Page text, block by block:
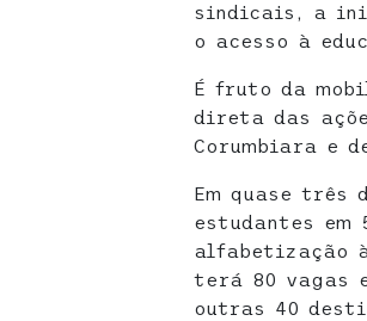
sindicais, a
o acesso à
É fruto da
direta das
Corumbiara e
Em quase três
estudantes em
alfabetização à
terá 80 vagas
outras 40